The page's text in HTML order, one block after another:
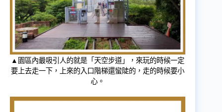
▲園區內最吸引人的就是「天空步道」，來玩的時候一定
要上去走一下，上來的入口階梯還蠻陡的，走的時候要小
心。